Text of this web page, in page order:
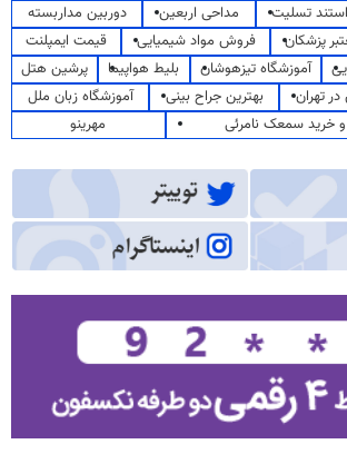
استند تسلیت مداحی اربعین
دوربین مداربسته
پزشکان
فروش مواد شیمیایی
قیمت ایمپلنت
آموزشگاه تیزهوشان بلیط هواپیما
پرشین هتل
تهران
بهترین جراح بینی
آموزشگاه زبان ملل
خرید سمعک نامرئی
مهرینو